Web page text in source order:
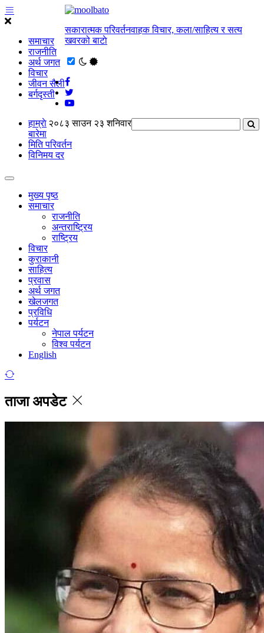
समाचार
राजनीति
अर्थ जगत
विचार
जीवन सैली
बर्गदृस्ती
सकारात्मक परिवर्तनवाहक विचार, कला/साहित्य र सत्य
खवरको बाटाे
२०८३ साउन २३ शनिवार
हाम्राे
बारेमा
मिति परिवर्तन
विनिमय दर
मुख्य पृष्ठ
समाचार
राजनीति
अन्तराष्ट्रिय
राष्ट्रिय
विचार
कुराकानी
साहित्य
प्रवास
अर्थ जगत
खेलजगत
प्रविधि
पर्यटन
नेपाल पर्यटन
विश्व पर्यटन
English
ताजा अपडेट